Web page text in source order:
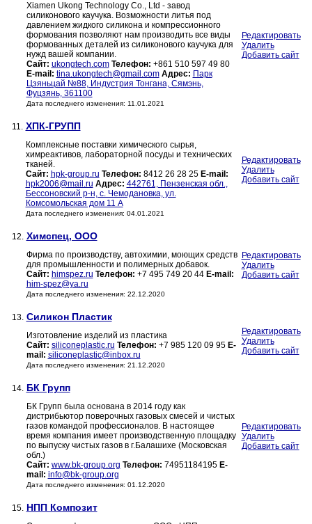
Xiamen Ukong Technology Co., Ltd - завод
силиконового каучука. Возможности литья под
давлением жидкого силикона и компрессионного
формования позволяют нам производить все виды
формованных деталей из силиконового каучука для
нужд вашей компании.
Сайт: ukongtech.com Телефон: +861 510 597 49 80
E-mail: tina.ukongtech@gmail.com Адрес: Парк
Цзяньцай №88, Индустрия Тонгана, Сямэнь,
Фуцзянь, 361100
Дата последнего изменения: 11.01.2021
Редактировать
Удалить
Добавить сайт
11. ХПК-ГРУПП
Комплексные поставки химического сырья,
химреактивов, лабораторной посуды и технических
тканей.
Сайт: hpk-group.ru Телефон: 8412 26 28 25 E-mail:
hpk2006@mail.ru Адрес: 442761, Пензенская обл.,
Бессоновский р-н, с. Чемодановка, ул.
Комсомольская дом 11 А
Дата последнего изменения: 04.01.2021
Редактировать
Удалить
Добавить сайт
12. Химспец, ООО
Фирма по производству, автохимии, моющих средств
для промышленности и полимерных добавок.
Сайт: himspez.ru Телефон: +7 495 749 20 44 E-mail:
him-spez@ya.ru
Дата последнего изменения: 22.12.2020
Редактировать
Удалить
Добавить сайт
13. Силикон Пластик
Изготовление изделий из пластика
Сайт: siliconeplastic.ru Телефон: +7 985 120 09 95 E-
mail: siliconeplastic@inbox.ru
Дата последнего изменения: 21.12.2020
Редактировать
Удалить
Добавить сайт
14. БК Групп
БК Групп была основана в 2014 году как
дистрибьютор поверочных газовых смесей и чистых
газов командой профессионалов. В настоящее
время компания имеет производственную площадку
по выпуску чистых газов в г.Балашихе (Московская
обл.)
Сайт: www.bk-group.org Телефон: 74951184195 E-
mail: info@bk-group.org
Дата последнего изменения: 01.12.2020
Редактировать
Удалить
Добавить сайт
15. НПП Композит